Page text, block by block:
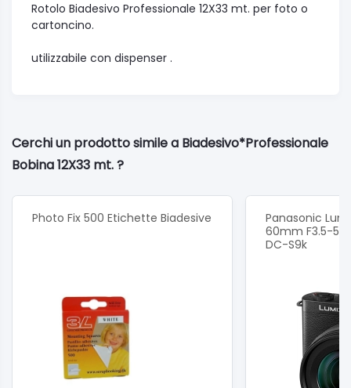
Rotolo Biadesivo Professionale 12X33 mt. per foto o
cartoncino.
utilizzabile con dispenser .
Cerchi un prodotto simile a Biadesivo*Professionale
Bobina 12X33 mt. ?
Photo Fix 500 Etichette Biadesive
Panasonic
60mm F3.5-
DC-S9k